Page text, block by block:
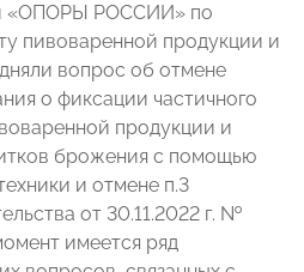
«ОПОРЫ РОССИИ» по
пивоваренной продукции и
вопрос об отмене
о фиксации частичного
продукции и
брожения с помощью
и отмене п.3
от 30.11.2022 г. №
имеется ряд